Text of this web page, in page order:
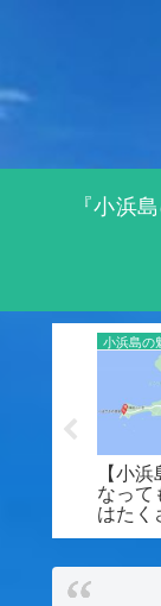
『小浜
小浜島の
【
気！？
「つち
生んだ